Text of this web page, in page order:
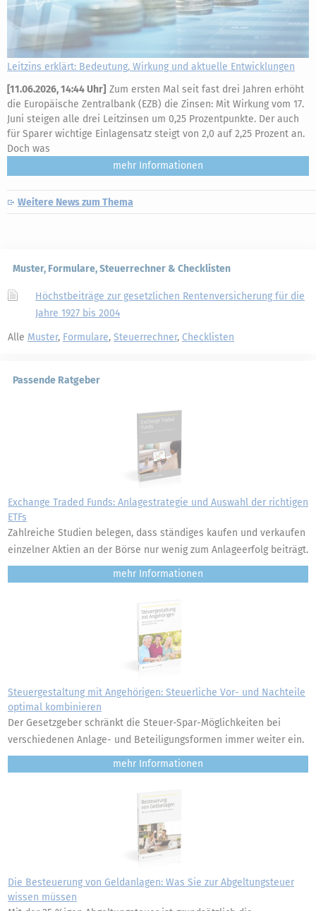
Leitzins erklärt: Bedeutung, Wirkung und aktuelle Entwicklungen
[11.06.2026, 14:44 Uhr] Zum ersten Mal seit fast drei Jahren erhöht
die Europäische Zentralbank (EZB) die Zinsen: Mit Wirkung vom 17.
Juni steigen alle drei Leitzinsen um 0,25 Prozentpunkte. Der auch
für Sparer wichtige Einlagensatz steigt von 2,0 auf 2,25 Prozent an.
Doch was
mehr
Weitere News zum Thema
Muster, Formulare, Steuerrechner & Checklisten
Höchstbeiträge zur gesetzlichen Rentenversicherung für die
Jahre 1927 bis 2004
Alle Muster, Formulare, Steuerrechner, Checklisten
Passende Ratgeber
Exchange Traded Funds: Anlagestrategie und Auswahl der richtigen
ETFs
Zahlreiche Studien belegen, dass ständiges kaufen und verkaufen
einzelner Aktien an der Börse nur wenig zum Anlageerfolg beiträgt.
mehr
Steuergestaltung mit Angehörigen: Steuerliche Vor- und Nachteile
optimal kombinieren
Der Gesetzgeber schränkt die Steuer-Spar-Möglichkeiten bei
verschiedenen Anlage- und Beteiligungsformen immer weiter ein.
mehr
Die Besteuerung von Geldanlagen: Was Sie zur Abgeltungsteuer
wissen müssen